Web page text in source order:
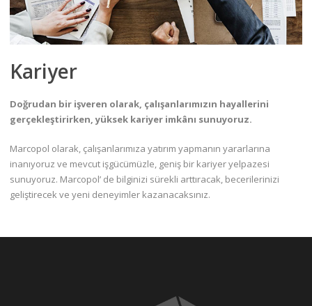
Kariyer
Doğrudan bir işveren olarak, çalışanlarımızın hayallerini
gerçekleştirirken, yüksek kariyer imkânı sunuyoruz.
Marcopol olarak, çalışanlarımıza yatırım yapmanın yararlarına
inanıyoruz ve mevcut işgücümüzle, geniş bir kariyer yelpazesi
sunuyoruz. Marcopol’ de bilginizi sürekli arttıracak, becerilerinizi
geliştirecek ve yeni deneyimler kazanacaksınız.